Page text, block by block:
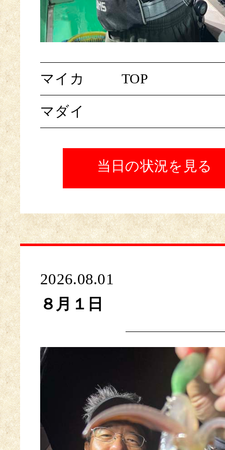
マイカ TOP
マダイ
当日の状況を見る
2026.08.01
８月１日